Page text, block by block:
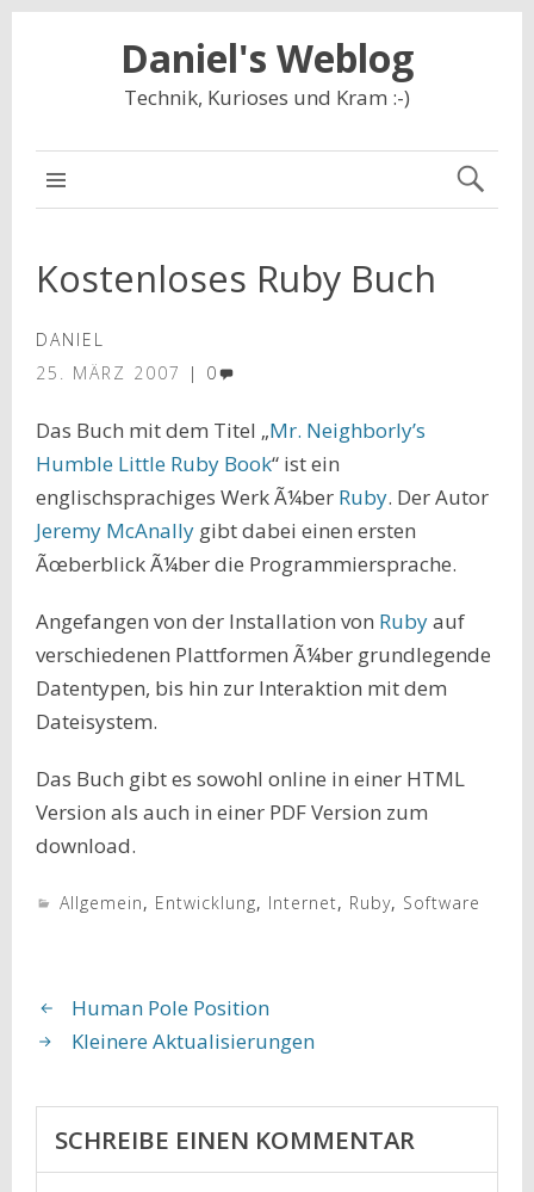
Daniel's Weblog
Technik, Kurioses und Kram :-)
Kostenloses Ruby Buch
DANIEL
25. MÄRZ 2007
0
Das Buch mit dem Titel „Mr. Neighborly’s
Humble Little Ruby Book“ ist ein
englischsprachiges Werk Ã¼ber Ruby. Der Autor
Jeremy McAnally gibt dabei einen ersten
Ãœberblick Ã¼ber die Programmiersprache.
Angefangen von der Installation von Rubyauf
verschiedenen Plattformen Ã¼ber grundlegende
Datentypen, bis hin zur Interaktion mit dem
Dateisystem.
Das Buch gibt es sowohl online in einer HTML
Version als auch in einer PDF Version zum
download.
Allgemein, Entwicklung, Internet, Ruby, Software
Human Pole Position
Kleinere Aktualisierungen
SCHREIBE EINEN KOMMENTAR